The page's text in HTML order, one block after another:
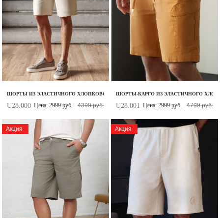
ШОРТЫ ИЗ ЭЛАСТИЧНОГО ХЛОПКОВОГО ТВИЛЛА
U28.000 Цена: 2999 руб. 4399 руб.
ШОРТЫ-КАРГО ИЗ ЭЛАСТИЧНОГО
U28.001 Цена: 2999 руб. 4799 руб.
Акция Акция